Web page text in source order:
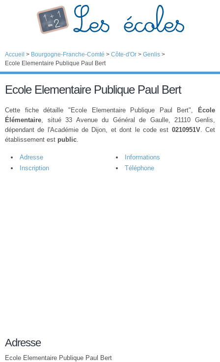
Accueil > Bourgogne-Franche-Comté > Côte-d'Or > Genlis >
Ecole Elementaire Publique Paul Bert
Ecole Elementaire Publique Paul Bert
Cette fiche détaille "Ecole Elementaire Publique Paul Bert",
École
Élémentaire, situé 33 Avenue du Général de Gaulle, 21110 Genlis,
dépendant de l'Académie de Dijon, et dont le code est 0210951V. Cet
établissement est public.
Adresse
Informations
Inscription
Téléphone
Adresse
Ecole Elementaire Publique Paul Bert